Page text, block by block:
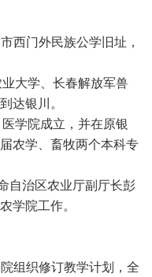
西门外民族公学旧址，
大学、长春解放军兽
达银川。
学院成立，并在原银
农学、畜牧两个本科专
自治区农业厅副厅长彭
学院工作。
组织修订教学计划，全